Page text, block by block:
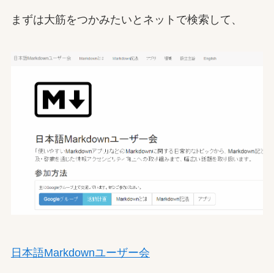
まずは大筋をつかみたいとネットで検索して、
日本語Markdownユーザー会